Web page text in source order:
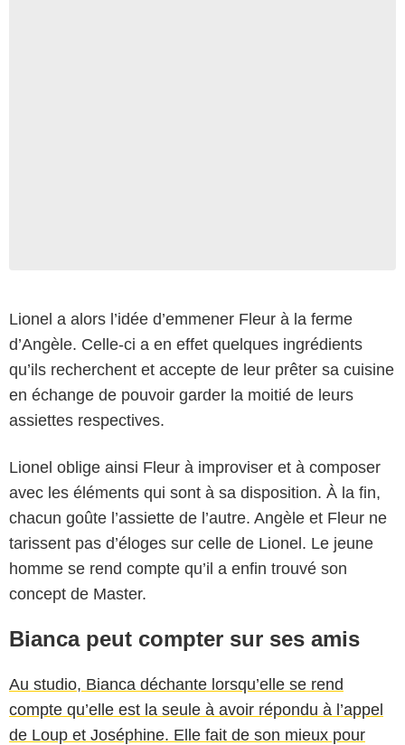
Lionel a alors l’idée d’emmener Fleur à la ferme
d’Angèle. Celle-ci a en effet quelques ingrédients
qu’ils recherchent et accepte de leur prêter sa cuisine
en échange de pouvoir garder la moitié de leurs
assiettes respectives.
Lionel oblige ainsi Fleur à improviser et à composer
avec les éléments qui sont à sa disposition. À la fin,
chacun goûte l’assiette de l’autre. Angèle et Fleur ne
tarissent pas d’éloges sur celle de Lionel. Le jeune
homme se rend compte qu’il a enfin trouvé son
concept de Master.
Bianca peut compter sur ses amis
Au studio, Bianca déchante lorsqu’elle se rend
compte qu’elle est la seule à avoir répondu à l’appel
de Loup et Joséphine. Elle fait de son mieux pour